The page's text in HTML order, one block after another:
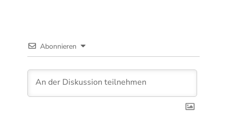
Abonnieren